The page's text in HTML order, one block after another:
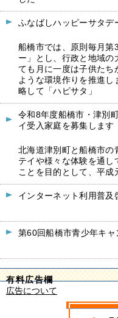
ふなばしハッピーサタデ
船橋市では、原則毎月第
ー」とし、行政と地域の
ても月に一度は子供たち
ような環境作りを推進し
略して「ハピサタ」
令和8年度船橋市・津別
イ受入家庭を募集します
北海道津別町と船橋市の
テイや様々な体験を通し
ことを目的として、平成
インターネット利用普及
第60回船橋市青少年キャ
有料広告欄
広告について